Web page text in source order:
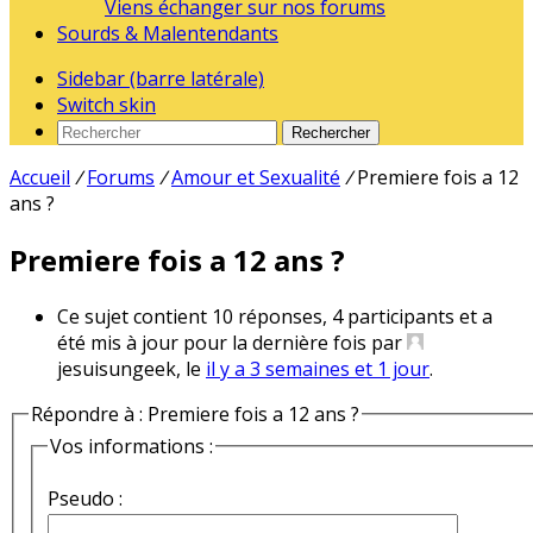
Viens échanger sur nos forums
Sourds & Malentendants
Sidebar (barre latérale)
Switch skin
Rechercher
Accueil / Forums /Amour et Sexualité / Premiere fois a 12
ans ?
Premiere fois a 12 ans ?
Ce sujet contient 10 réponses, 4 participants et a
été mis à jour pour la dernière fois par
jesuisungeek, le il y a 3 semaines et 1 jour.
Répondre à : Premiere fois a 12 ans ?
Vos informations :
Pseudo :